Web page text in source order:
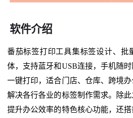
软件介绍
番茄标签打印工具集标签设计、批
体，支持蓝牙和USB连接，手机随时
一键打印，适合门店、仓库、跨境
解决各行各业的标签制作需求。除
提升办公效率的特色核心功能，还